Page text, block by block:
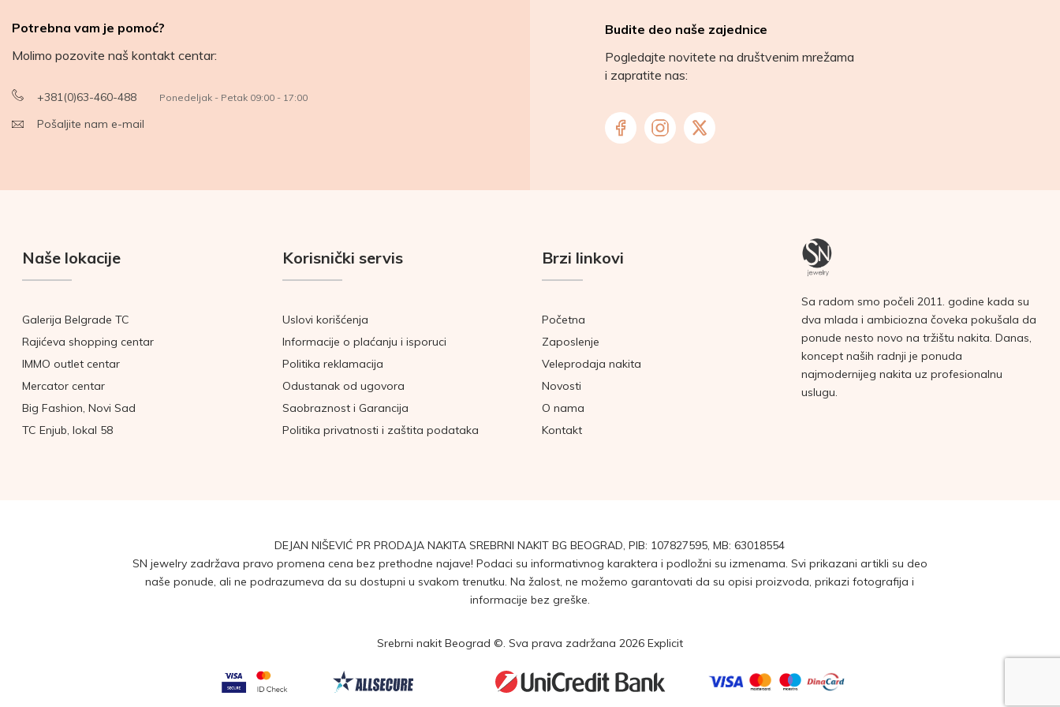
Potrebna vam je pomoć?
Molimo pozovite naš kontakt centar:
+381(0)63-460-488 Ponedeljak - Petak 09:00 - 17:00
Pošaljite nam e-mail
Budite deo naše zajednice
Pogledajte novitete na društvenim mrežama
i zapratite nas:
Naše lokacije
Galerija Belgrade TC
Rajićeva shopping centar
IMMO outlet centar
Mercator centar
Big Fashion, Novi Sad
TC Enjub, lokal 58
Korisnički servis
Uslovi korišćenja
Informacije o plaćanju i isporuci
Politika reklamacija
Odustanak od ugovora
Saobraznost i Garancija
Politika privatnosti i zaštita podataka
Brzi linkovi
Početna
Zaposlenje
Veleprodaja nakita
Novosti
O nama
Kontakt
Sa radom smo počeli 2011. godine kada su
dva mlada i ambiciozna čoveka pokušala da
ponude nesto novo na tržištu nakita. Danas,
koncept naših radnji je ponuda
najmodernijeg nakita uz profesionalnu
uslugu.
DEJAN NIŠEVIĆ PR PRODAJA NAKITA SREBRNI NAKIT BG BEOGRAD, PIB: 107827595, MB: 63018554
SN jewelry zadržava pravo promena cena bez prethodne najave! Podaci su informativnog karaktera i podložni su izmenama. Svi prikazani artikli su deo
naše ponude, ali ne podrazumeva da su dostupni u svakom trenutku. Na žalost, ne možemo garantovati da su opisi proizvoda, prikazi fotografija i
informacije bez greške.
Srebrni nakit Beograd ©. Sva prava zadržana 2026 Explicit